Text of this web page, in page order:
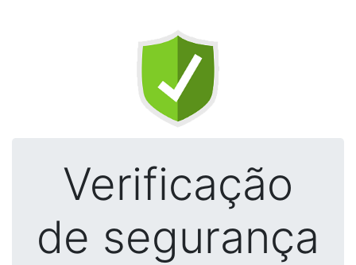
Verificação
de segurança